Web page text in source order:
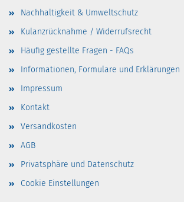
Nachhaltigkeit & Umweltschutz
Kulanzrücknahme / Widerrufsrecht
Häufig gestellte Fragen - FAQs
Informationen, Formulare und Erklärungen
Impressum
Kontakt
Versandkosten
AGB
Privatsphäre und Datenschutz
Cookie Einstellungen